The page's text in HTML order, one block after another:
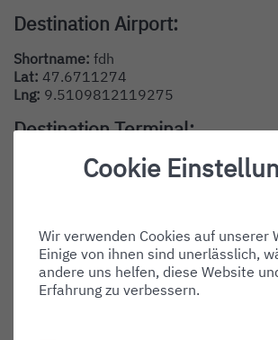
Destination Airport:
Shortname: fdh
Lat: 47.6711274
Lng: 9.5109812119275
Destination Terminal:
Destination Gate:
Shortname:
Type:
arrival
Cookie
Wir verwenden Cookies auf unserer
Einige von ihnen sind unerlässlich,
andere uns helfen, diese Website
Erfahrung zu verbessern.